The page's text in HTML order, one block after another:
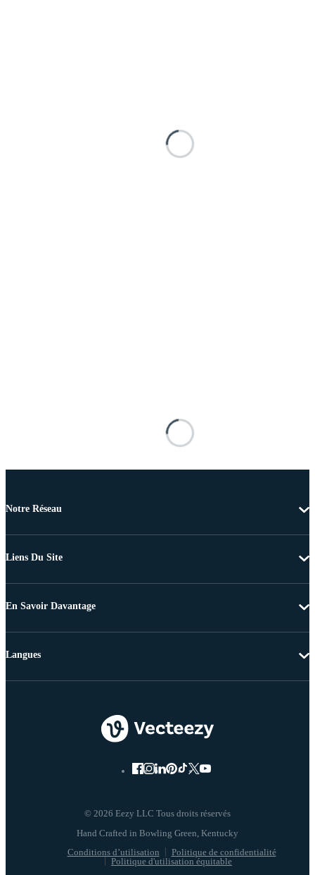
Notre Réseau
Liens Du Site
En Savoir Davantage
© 2026 Eezy LLC Tous droits réservés
Conditions d’utilisation
Politique de confidentialité
Politique d'utilisation équitable
Langues